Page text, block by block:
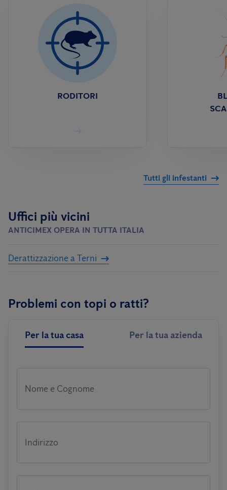
RODITORI
Tutti gli infestanti
Uffici più vicini
ANTICIMEX OPERA IN TUTTA ITALIA
Derattizzazione a Terni
Problemi con topi o ratti?
Per la tua casa Per la tua azienda
Nome e Cognome
Indirizzo